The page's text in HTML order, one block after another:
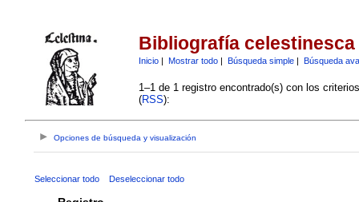
Bibliografía celestinesca
Inicio| Mostrar todo| Búsqueda simple| Búsqueda
1–1 de 1 registro encontrado(s) con los
(RSS):
Opciones de búsqueda y visualización
Seleccionar todo Deseleccionar todo